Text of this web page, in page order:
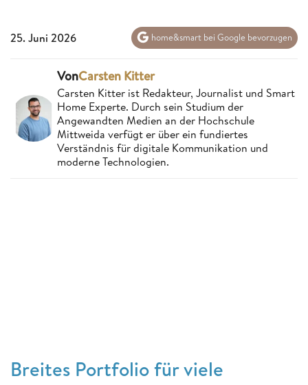
25. Juni 2026 home&smart bei Google bevorzugen
VonCarsten Kitter
Carsten Kitter ist Redakteur, Journalist und Smart
Home Experte. Durch sein Studium der
Angewandten Medien an der Hochschule
Mittweida verfügt er über ein fundiertes
Verständnis für digitale Kommunikation und
moderne Technologien.
Breites Portfolio für viele